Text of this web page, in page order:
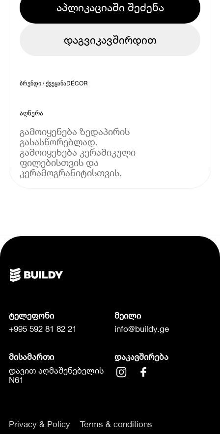
აპლიკაციაში შეძენა
დაგვიკავშირდით
ბრენდი / ქვეყანაDÉCOR
აღწერა
გამოიყენება ზედაპირის
გასასწორებლად.
გამოიყენება კერამიკული
ფილებისთვის და
კერამოგრანიტისთვის.
ტელეფონი
+995 592 81 82 21
მეილი
info@buildy.ge
მისამართი
დავით აღმაშენებელის
N61
დაკავშირება
Privacy & Policy Terms & conditions